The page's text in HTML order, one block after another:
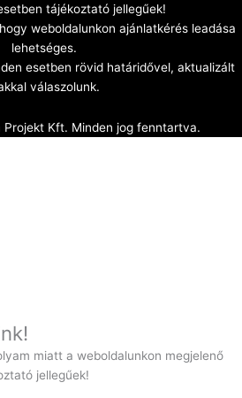
tájékoztató jellegűek!
weboldalunkon ajánlatkérés leadása
lehetséges.
esetben rövid határidővel, aktualizált
válaszolunk.
Kft. Minden jog fenntartva.
miatt a weboldalunkon megjelenő
jellegűek!